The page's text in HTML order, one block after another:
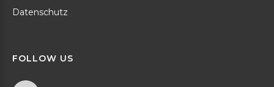
Datenschutz
FOLLOW US